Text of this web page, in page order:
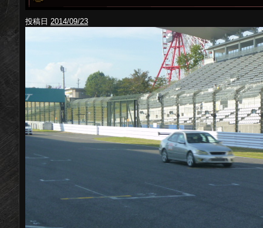
投稿日 2014/09/23